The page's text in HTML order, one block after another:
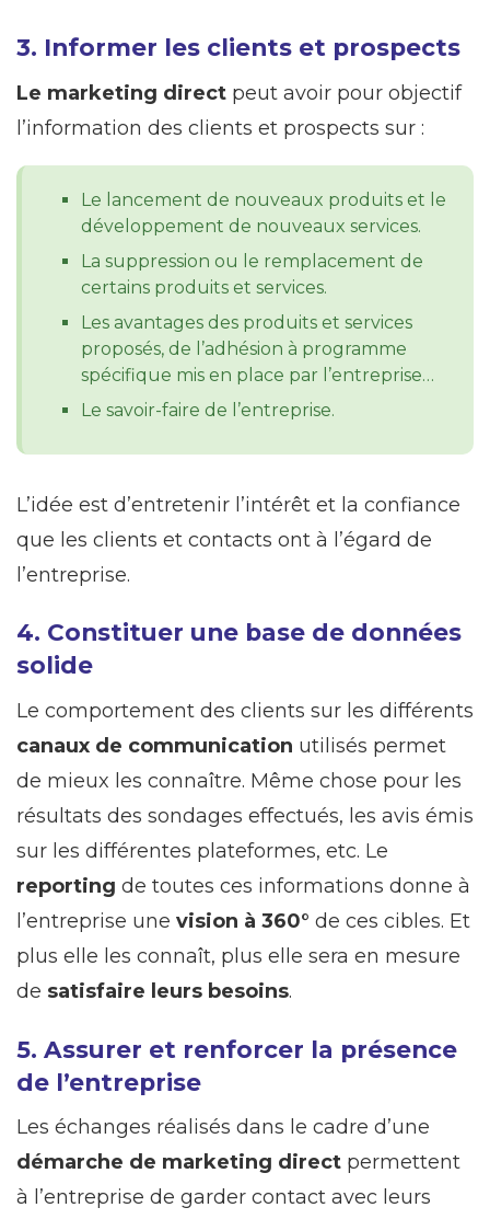
3. Informer les clients et prospects
Le marketing direct peut avoir pour objectif
l’information des clients et prospects sur :
Le lancement de nouveaux produits et le
développement de nouveaux services.
La suppression ou le remplacement de
certains produits et services.
Les avantages des produits et services
proposés, de l’adhésion à programme
spécifique mis en place par l’entreprise…
Le savoir-faire de l’entreprise.
L’idée est d’entretenir l’intérêt et la confiance
que les clients et contacts ont à l’égard de
l’entreprise.
4. Constituer une base de données
solide
Le comportement des clients sur les différents
canaux de communication utilisés permet
de mieux les connaître. Même chose pour les
résultats des sondages effectués, les avis émis
sur les différentes plateformes, etc. Le
reporting de toutes ces informations donne à
l’entreprise une vision à 360° de ces cibles. Et
plus elle les connaît, plus elle sera en mesure
de satisfaire leurs besoins.
5. Assurer et renforcer la présence
de l’entreprise
Les échanges réalisés dans le cadre d’une
démarche de marketing direct permettent
à l’entreprise de garder contact avec leurs